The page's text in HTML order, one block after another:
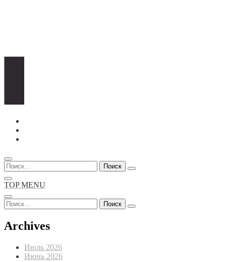
Перейти
содержимому
Найти:
TOP MENU
Найти:
Archives
Июль 2026
Июнь 2026